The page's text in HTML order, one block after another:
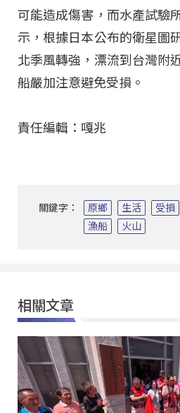
可能造成傷害，而水產試驗
示，根據日本公布的衛星圖
北季風轉強，漂流到台灣附
船嚴加注意避免受損。
責任編輯：嘎兆
關鍵字： 原鄉 生活 受損
漁船
火山
相關文章